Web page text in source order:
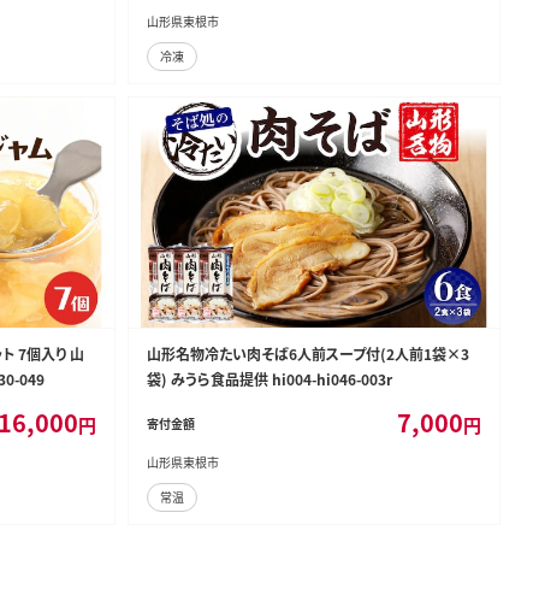
山形県東根市
冷凍
7個入り 山
049
円
山形名物冷たい肉そば6人前スープ付(2人前1袋×3
袋) みうら食品提供 hi004-hi046-003r
寄付金額 7,000円
山形県東根市
常温